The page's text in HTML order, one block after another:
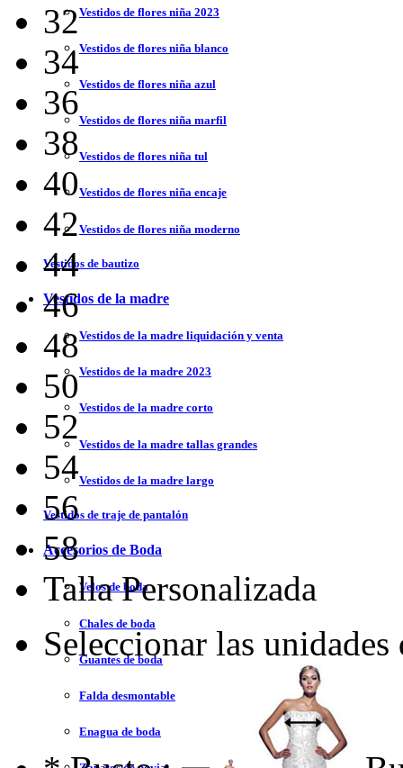
Vestidos de flores niña 2023
Vestidos de flores niña blanco
Vestidos de flores niña azul
Vestidos de flores niña marfil
Vestidos de flores niña tul
Vestidos de flores niña encaje
Vestidos de flores niña moderno
Vestidos de bautizo
Vestidos de la madre
Vestidos de la madre liquidación y venta
Vestidos de la madre 2023
Vestidos de la madre corto
Vestidos de la madre tallas grandes
Vestidos de la madre largo
Vestidos de traje de pantalón
Accesorios de Boda
Velos de boda
Chales de boda
Guantes de boda
Falda desmontable
Enagua de boda
32
34
36
38
40
42
44
46
48
50
52
54
56
58
Talla Personalizada
Seleccionar las